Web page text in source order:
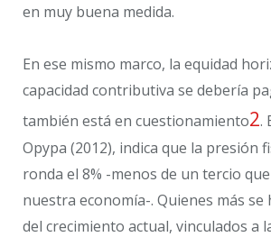
en muy buena medida.
En ese mismo marco, la equidad
capacidad contributiva se debería
también está en cuestionamiento2.
Opypa (2012), indica que la presión
ronda el 8% -menos de un tercio
nuestra economía-. Quienes más se
del crecimiento actual, vinculados a